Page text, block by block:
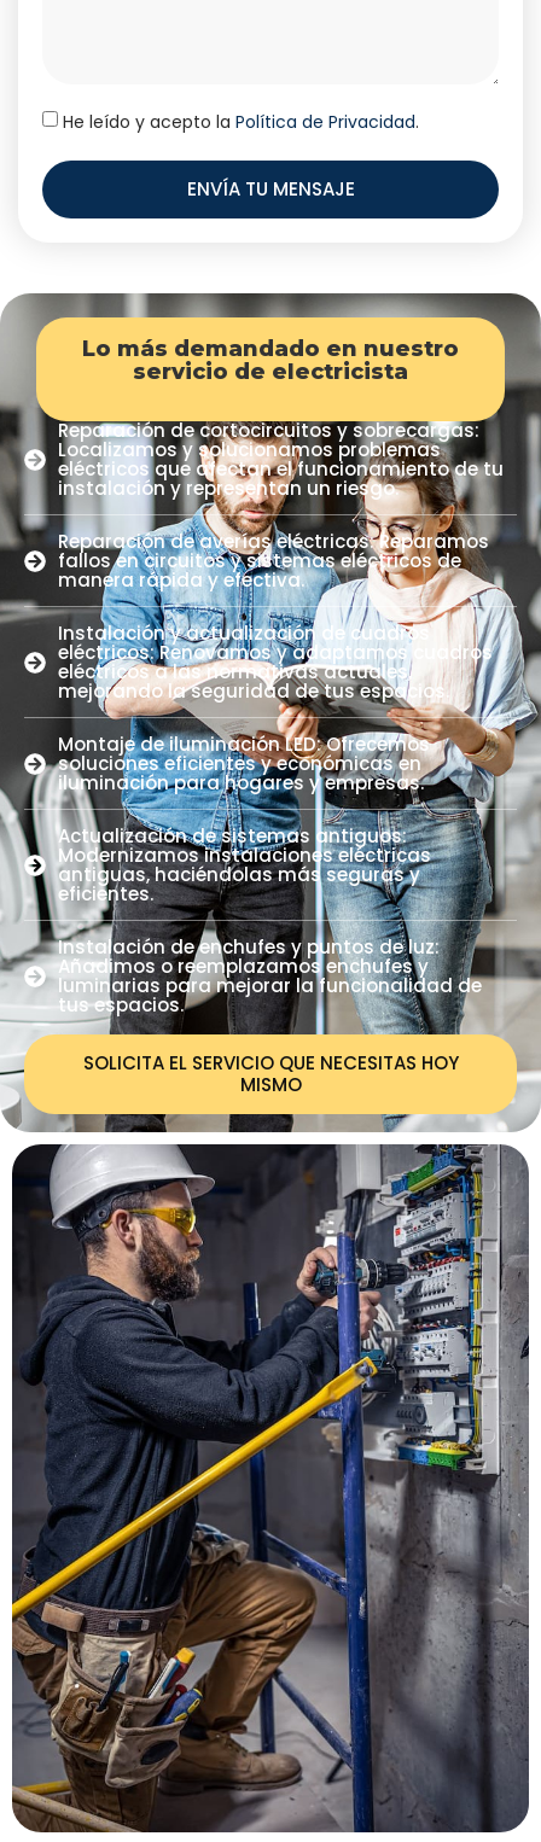
He leído y acepto la Política de Privacidad.
ENVÍA TU MENSAJE
Lo más demandado en nuestro
servicio de electricista
Reparación de cortocircuitos y sobrecargas:
Localizamos y solucionamos problemas
eléctricos que afectan el funcionamiento de tu
instalación y representan un riesgo.
Reparación de averías eléctricas: Reparamos
fallos en circuitos y sistemas eléctricos de
manera rápida y efectiva.
Instalación y actualización de cuadros
eléctricos: Renovamos y adaptamos cuadros
eléctricos a las normativas actuales,
mejorando la seguridad de tus espacios.
Montaje de iluminación LED: Ofrecemos
soluciones eficientes y económicas en
iluminación para hogares y empresas.
Actualización de sistemas antiguos:
Modernizamos instalaciones eléctricas
antiguas, haciéndolas más seguras y
eficientes.
Instalación de enchufes y puntos de luz:
Añadimos o reemplazamos enchufes y
luminarias para mejorar la funcionalidad de
tus espacios.
SOLICITA EL SERVICIO QUE NECESITAS HOY
MISMO